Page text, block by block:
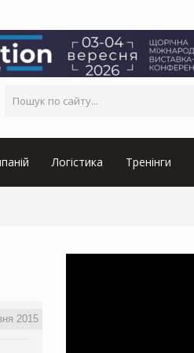
Логістика Тренінги
2015